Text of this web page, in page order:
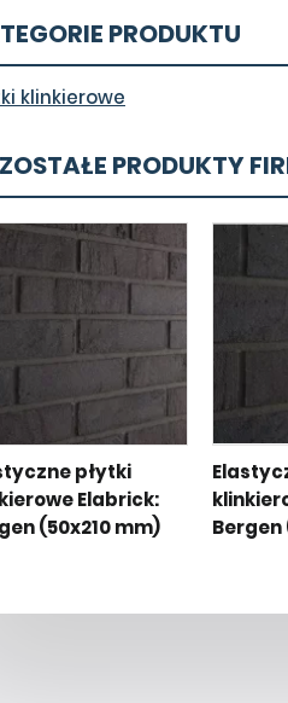
PRODUKTU
klinkierowe
PRODUKTY
płytki
Elabrick:
(50x210 mm)
Bergen